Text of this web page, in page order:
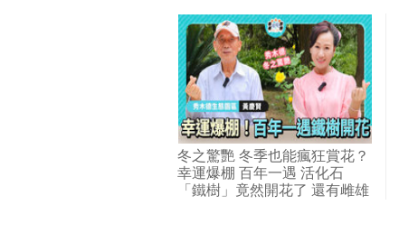
冬之驚艷 冬季也能瘋狂賞花？
幸運爆棚 百年一遇 活化石
「鐵樹」竟然開花了 還有雌雄